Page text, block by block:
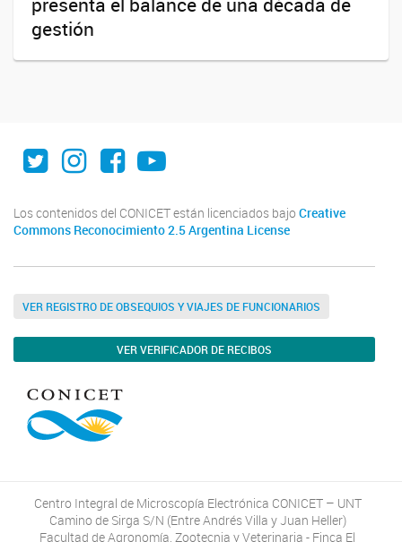
gestión
Twitter
Instagram
Facebook
Youtube
Los contenidos del CONICET están licenciados bajo Creative
Commons Reconocimiento 2.5 Argentina License
VER REGISTRO DE OBSEQUIOS Y VIAJES DE FUNCIONARIOS
VER VERIFICADOR DE RECIBOS
Centro Integral de Microscopía Electrónica CONICET – UNT
Camino de Sirga S/N (Entre Andrés Villa y Juan Heller)
Facultad de Agronomía, Zootecnia y Veterinaria - Finca El